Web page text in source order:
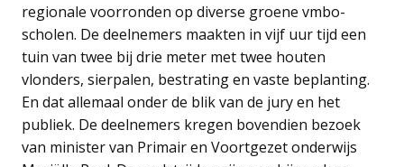
regionale voorronden op diverse groene vmbo-
scholen. De deelnemers maakten in vijf uur tijd een
tuin van twee bij drie meter met twee houten
vlonders, sierpalen, bestrating en vaste beplanting.
En dat allemaal onder de blik van de jury en het
publiek. De deelnemers kregen bovendien bezoek
van minister van Primair en Voortgezet onderwijs